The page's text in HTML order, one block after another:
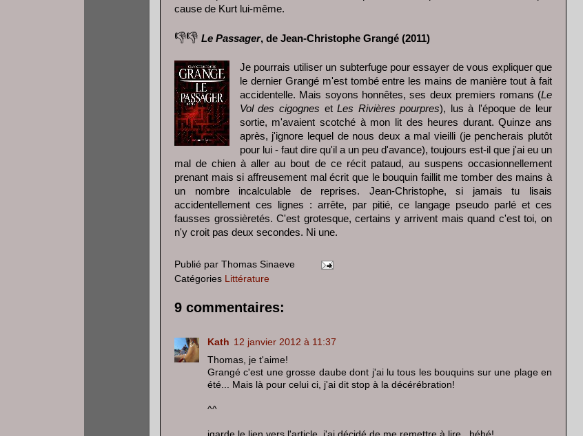
cause de Kurt lui-même.
👎👎 Le Passager, de Jean-Christophe Grangé (2011)
Je pourrais utiliser un subterfuge pour essayer de vous expliquer que
le dernier Grangé m'est tombé entre les mains de manière tout à fait
accidentelle. Mais soyons honnêtes, ses deux premiers romans (Le
Vol des cigognes etLes Rivières pourpres), lus à l'époque de leur
sortie, m'avaient scotché à mon lit des heures durant. Quinze ans
après, j'ignore lequel de nous deux a mal vieilli (je pencherais plutôt
pour lui - faut dire qu'il a un peu d'avance), toujours est-il que j'ai eu un
mal de chien à aller au bout de ce récit pataud, au suspens occasionnellement
prenant mais si affreusement mal écrit que le bouquin faillit me tomber des mains à
un nombre incalculable de reprises. Jean-Christophe, si jamais tu lisais
accidentellement ces lignes : arrête, par pitié, ce langage pseudo parlé et ces
fausses grossièretés. C'est grotesque, certains y arrivent mais quand c'est toi, on
n'y croit pas deux secondes. Ni une.
Publié par Thomas Sinaeve
Catégories Littérature
9 commentaires:
Kath 12 janvier 2012 à 11:37
Thomas, je t'aime!
Grangé c'est une grosse daube dont j'ai lu tous les bouquins sur une plage en
été... Mais là pour celui ci, j'ai dit stop à la décérébration!
^^